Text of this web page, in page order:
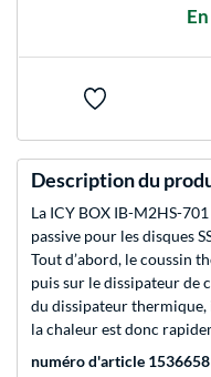
Description du
La ICY BOX IB-M2HS-
passive pour les disques
Tout d’abord, le coussin
puis sur le dissipateur de
du dissipateur thermique,
la chaleur est donc
numéro d'article 1536658